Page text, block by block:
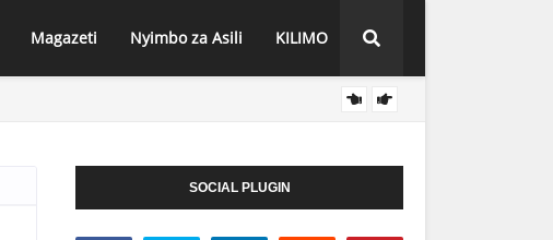
Magazeti Nyimbo za Asili KILIMO
SOCIAL PLUGIN